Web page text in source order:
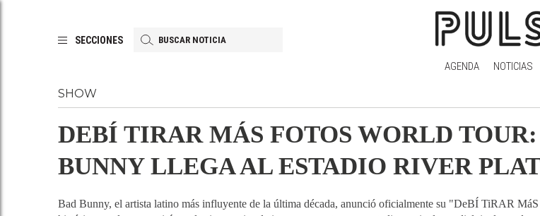
SECCIONES
AGENDA NOTICIAS
SHOW
DEBÍ TIRAR MÁS FOTOS WORLD
BUNNY LLEGA AL ESTADIO RIVER
Bad Bunny, el artista latino más influyente de la última década, anunció oficialmente su "DeBÍ TiRAR